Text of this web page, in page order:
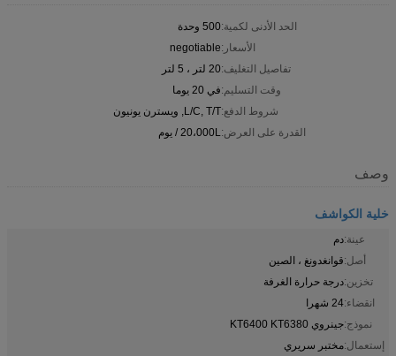
الحد الأدنى لكمية:500 وحدة
الأسعار:negotiable
تفاصيل التغليف:20 لتر ، 5 لتر
وقت التسليم:في 20 يوما
شروط الدفع:L/C, T/T, ويسترن يونيون
القدرة على العرض:20،000L / يوم
وصف
خلية الكواشف
عينة:دم
أصل:قوانغدونغ ، الصين
تخزين:درجة حرارة الغرفة
انقضاء:24 شهرا
نموذج:جينروي KT6400 KT6380
إستعمال:مختبر سريري